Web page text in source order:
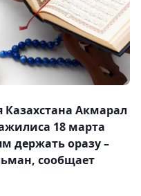
Акмарал
18 марта
держать оразу –
сообщает